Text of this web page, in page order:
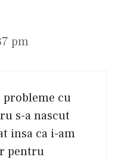
pm
cu
s-a nascut
insa ca i-am
pentru